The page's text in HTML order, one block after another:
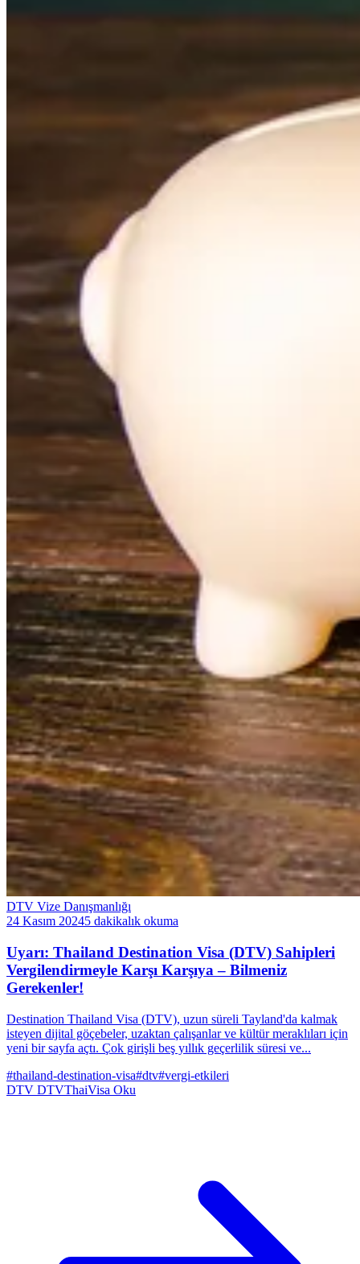
DTV Vize Danışmanlığı
24 Kasım 20245 dakikalık okuma
Uyarı: Thailand Destination Visa (DTV) Sahipleri
Vergilendirmeyle Karşı Karşıya – Bilmeniz
Gerekenler!
Destination Thailand Visa (DTV), uzun süreli Tayland'da kalmak
isteyen dijital göçebeler, uzaktan çalışanlar ve kültür meraklıları için
yeni bir sayfa açtı. Çok girişli beş yıllık geçerlilik süresi ve...
#thailand-destination-visa#dtv#vergi-etkileri
DTV DTVThaiVisa Oku